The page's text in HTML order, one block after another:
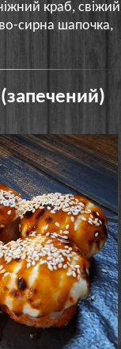
краб, свіжий
сирна шапочка,